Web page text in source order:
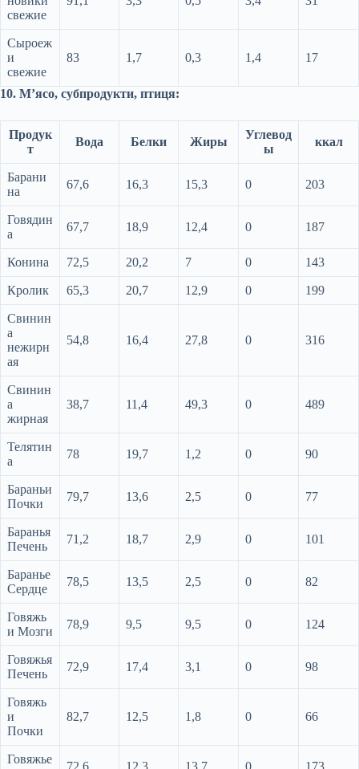
свежие
Сыроеж
и
свежие
83 1,7 0,3 1,4 17
10. М’ясо, субпродукти, птиця:
Продук
т
Вода Белки Жиры
Углевод
ы
ккал
Барани
на
67,6 16,3 15,3 0 203
Говядин
а
67,7 18,9 12,4 0 187
Конина 72,5 20,2 7 0 143
Кролик 65,3 20,7 12,9 0 199
Свинин
а
нежирн
ая
54,8 16,4 27,8 0 316
Свинин
а
жирная
38,7 11,4 49,3 0 489
Телятин
а
78 19,7 1,2 0 90
Бараньи
Почки
79,7 13,6 2,5 0 77
Баранья
Печень
71,2 18,7 2,9 0 101
Баранье
Сердце
78,5 13,5 2,5 0 82
Говяжь
и Мозги
78,9 9,5 9,5 0 124
Говяжья
Печень
72,9 17,4 3,1 0 98
Говяжь
и
Почки
82,7 12,5 1,8 0 66
Говяжье
72,6 12,3 13,7 0 173